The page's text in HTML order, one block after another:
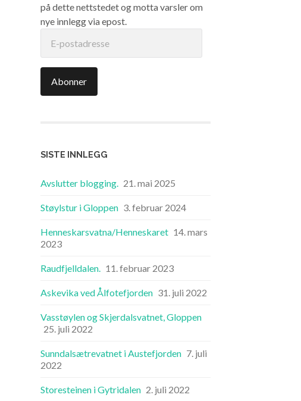
på dette nettstedet og motta varsler om
nye innlegg via epost.
postadresse
Abonner
SISTE INNLEGG
Avslutter blogging. 21. mai 2025
Støylstur i Gloppen 3. februar 2024
Henneskarsvatna/Henneskaret 14. mars
2023
Raudfjelldalen. 11. februar 2023
Askevika ved Ålfotefjorden 31. juli 2022
Vasstøylen og Skjerdalsvatnet, Gloppen
25. juli 2022
Sunndalsætrevatnet i Austefjorden 7. juli
2022
Storesteinen i Gytridalen 2. juli 2022